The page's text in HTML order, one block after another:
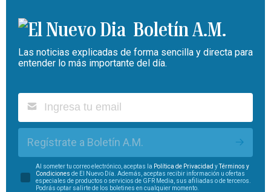
Boletín A.M.
Las noticias explicadas de forma sencilla y directa para
entender lo más importante del día.
Regístrate a Boletín A.M.
Al someter tu correo electrónico, aceptas la Política de Privacidad yTérminos y
Condiciones de El Nuevo Día. Además, aceptas recibir información u ofertas
especiales de productos o servicios de GFR Media, sus afiliadas o de terceros.
Podrás optar salirte de los boletines en cualquier momento.